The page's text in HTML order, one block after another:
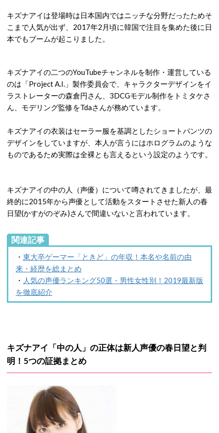
キズナアイは登場時は日本国内ではニッチな分野だったためそ
こまで人気が出ず、2017年2月頃に韓国で注目を集めた後に日
本でもブームが起こりました。
キズナアイの二つのYouTubeチャンネルを制作・運営している
のは「Project A.I.」製作委員会で、キャラクターデザインをイ
ラストレーターの森倉円さん、3DCGモデル制作をトミタケさ
ん、モデリング監修をTdaさんが務めています。
キズナアイの衣装はセーラー服を基調としたショートパンツの
デザインをしていますが、本人が言うにはホログラムのような
ものであるため実際は全裸とも言えるという設定のようです。
キズナアイの中の人（声優）について噂されてきましたが、最
終的に2015年から声優として活動をスタートさせた新人の春
日望(かすがのぞみ)さんで間違いないと言われています。
関連記事
・ 東大卒ゲーマー「ときど」の年収！本名や名前の由
来・経歴を総まとめ
・ 人気の声優ランキング50選・男性女性別！2019最新版
を徹底紹介
キズナアイ「中の人」の正体は新人声優の春日望と判
明！5つの証拠まとめ